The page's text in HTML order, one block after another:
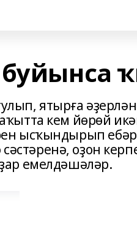
ятырға
кем йөрөй
ысҡындырып
оҙон
емелдәшәләр.